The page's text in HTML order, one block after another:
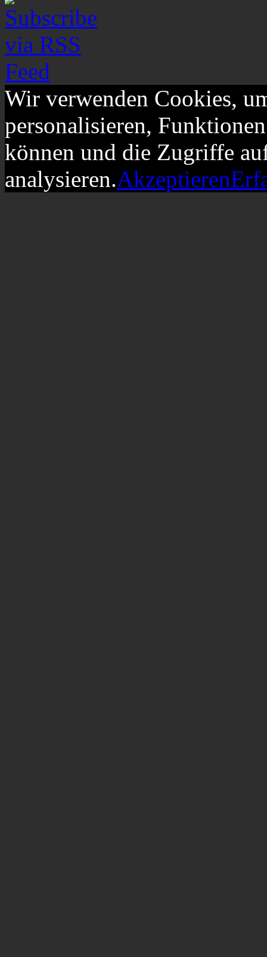
Wir verwenden Cookies,
personalisieren,
können und die Zugriffe
analysieren.Akzeptieren